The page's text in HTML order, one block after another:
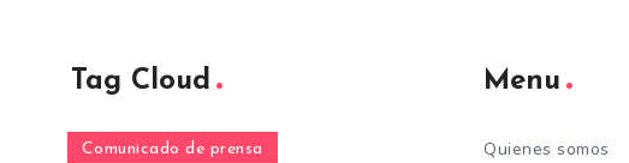
Tag Cloud
Comunicado de prensa
Menu
Quienes somos